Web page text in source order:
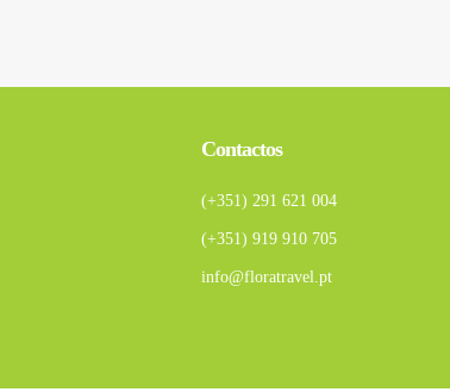
Contactos
(+351) 291 621 004
(+351) 919 910 705
info@floratravel.pt